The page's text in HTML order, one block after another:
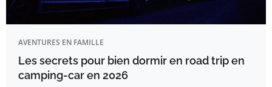
AVENTURES EN FAMILLE
Les secrets pour bien dormir en road trip en
camping-car en 2026